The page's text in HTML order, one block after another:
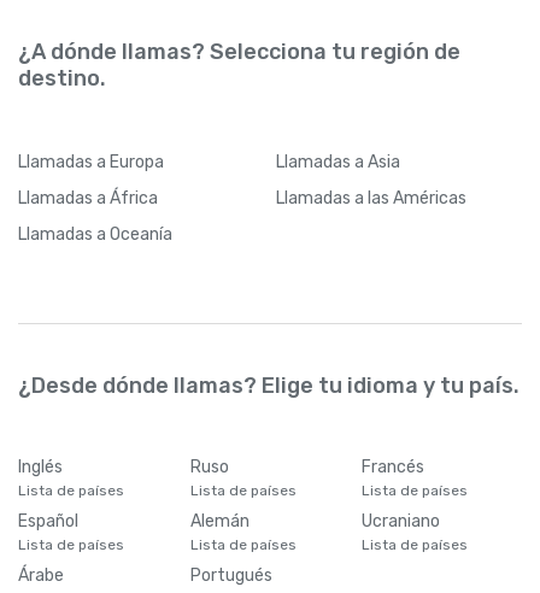
¿A dónde llamas? Selecciona tu región de
destino.
Llamadas a Europa Llamadas a Asia
Llamadas a África Llamadas a las Américas
Llamadas a Oceanía
¿Desde dónde llamas? Elige tu idioma y tu país.
Inglés
Lista de países
Ruso
Lista de países
Francés
Lista de países
Español
Lista de países
Alemán
Lista de países
Ucraniano
Lista de países
Árabe Portugués